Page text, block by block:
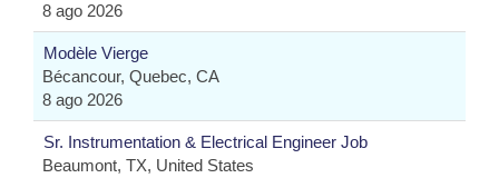
8 ago 2026
Modèle Vierge
Bécancour, Quebec, CA
8 ago 2026
Sr. Instrumentation & Electrical Engineer Job
Beaumont, TX, United States